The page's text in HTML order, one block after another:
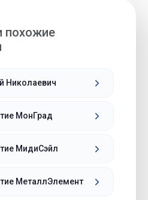
похожие
Николаевич
МонГрад
МидиСэйл
МеталлЭлемент